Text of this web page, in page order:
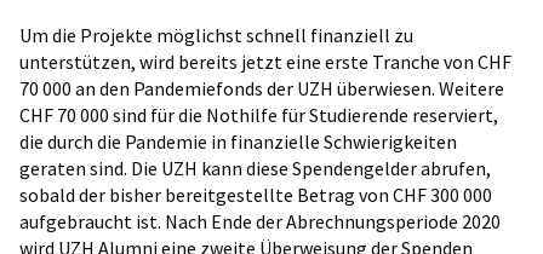
Um die Projekte möglichst schnell finanziell zu
unterstützen, wird bereits jetzt eine erste Tranche von CHF
70 000 an den Pandemiefonds der UZH überwiesen. Weitere
CHF 70 000 sind für die Nothilfe für Studierende reserviert,
die durch die Pandemie in finanzielle Schwierigkeiten
geraten sind. Die UZH kann diese Spendengelder abrufen,
sobald der bisher bereitgestellte Betrag von CHF 300 000
aufgebraucht ist. Nach Ende der Abrechnungsperiode 2020
wird UZH Alumni eine zweite Überweisung der Spenden